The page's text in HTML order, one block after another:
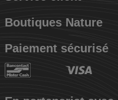
Boutiques Nature
Paiement sécurisé